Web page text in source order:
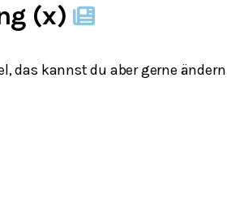
(x)
das kannst du aber gerne